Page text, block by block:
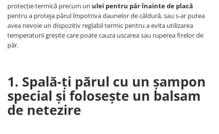
protecție termică precum un ulei pentru păr înainte de placă
pentru a proteja părul împotriva daunelor de căldură, sau s-ar putea
avea nevoie un dispozitiv reglabil termic pentru a evita utilizarea
temperaturii greșite care poate cauza uscarea sau ruperea firelor de
păr.
1. Spală-ți părul cu un șampon
special și folosește un balsam
de netezire